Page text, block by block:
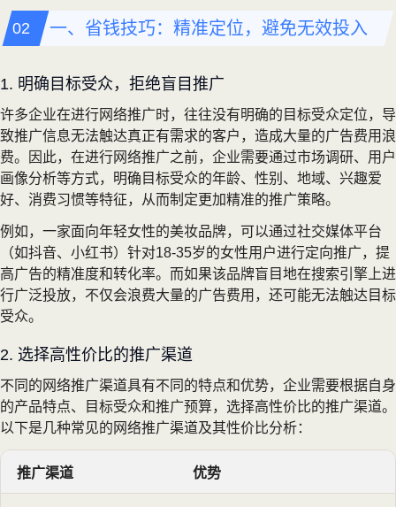
一、省钱技巧：精准定位，避免无效投入
1. 明确目标受众，拒绝盲目推广
许多企业在进行网络推广时，往往没有明确的目标受众定位，导
致推广信息无法触达真正有需求的客户，造成大量的广告费用浪
费。因此，在进行网络推广之前，企业需要通过市场调研、用户
画像分析等方式，明确目标受众的年龄、性别、地域、兴趣爱
好、消费习惯等特征，从而制定更加精准的推广策略。
例如，一家面向年轻女性的美妆品牌，可以通过社交媒体平台
（如抖音、小红书）针对18-35岁的女性用户进行定向推广，提
高广告的精准度和转化率。而如果该品牌盲目地在搜索引擎上进
行广泛投放，不仅会浪费大量的广告费用，还可能无法触达目标
受众。
2. 选择高性价比的推广渠道
不同的网络推广渠道具有不同的特点和优势，企业需要根据自身
的产品特点、目标受众和推广预算，选择高性价比的推广渠道。
以下是几种常见的网络推广渠道及其性价比分析：
推广渠道 优势